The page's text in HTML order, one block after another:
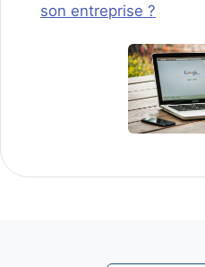
son entreprise ?